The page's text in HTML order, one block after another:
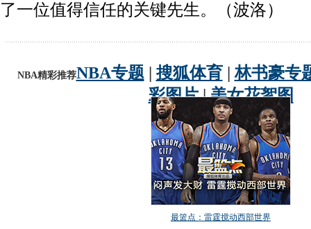
了一位值得信任的关键先生。（波洛）